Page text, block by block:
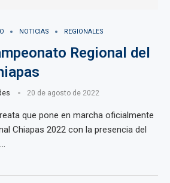
NOTICIAS REGIONALES
Regional del
20 de agosto de 2022
que pone en marcha oficialmente
Chiapas 2022 con la presencia del